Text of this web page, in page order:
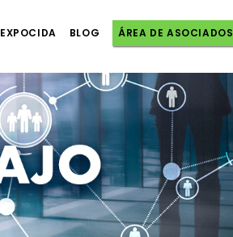
EXPOCIDA BLOG ÁREA DE ASOCIADOS